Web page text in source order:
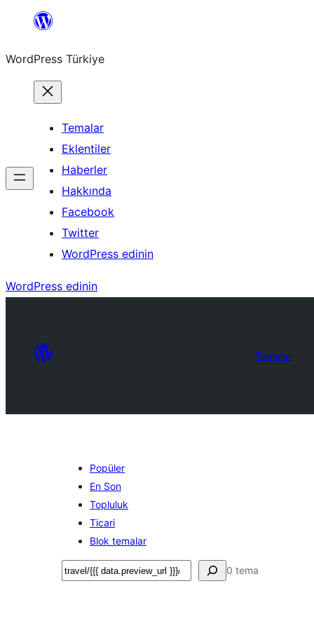
İçeriğe
WordPress Türkiye
Temalar
Eklentiler
Haberler
Hakkında
Facebook
Twitter
WordPress edinin
WordPress edinin
Temalar
Popüler
En Son
Topluluk
Ticari
Blok temalar
Ara 0 tema